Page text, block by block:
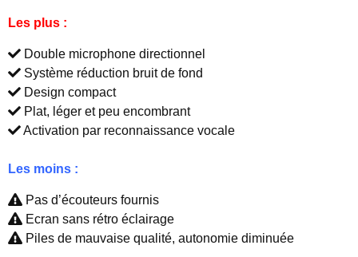
Les plus :
Double microphone directionnel
Système réduction bruit de fond
Design compact
Plat, léger et peu encombrant
Activation par reconnaissance vocale
Les moins :
Pas d’écouteurs fournis
Ecran sans rétro éclairage
Piles de mauvaise qualité, autonomie diminuée